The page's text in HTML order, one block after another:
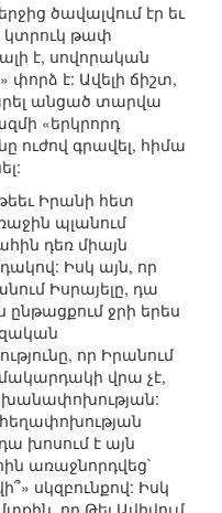
ծավալվում էր եւ
կտրուկ թափ
է, սովորական
փորձ է: Ավելի ճիշտ,
անցած տարվա
«երկրորդ
ուժով գրավել, հիմա
Իրանի հետ
պլանում
դեռ միայն
Իսկ այն, որ
Իսրայելը, դա
ընթացքում ջրի երես
որ Իրանում
մակարդակի վրա չէ,
խոսում է այն
առաջնորդվեց`
սկզբունքով: Իսկ